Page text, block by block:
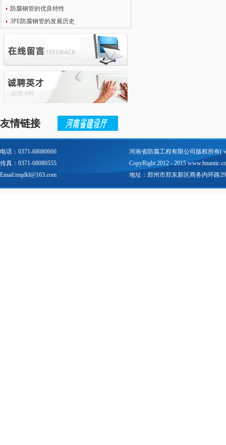
防腐钢管的优良特性
3PE防腐钢管的发展历史
友情链接
电话：0371-68080666
传真：0371-68080555
Email:mqdkl@163.com
河南省防腐工程有限公司版权所有(
CopyRight 2012 - 2015
地址：郑州市郑东新区商务内环